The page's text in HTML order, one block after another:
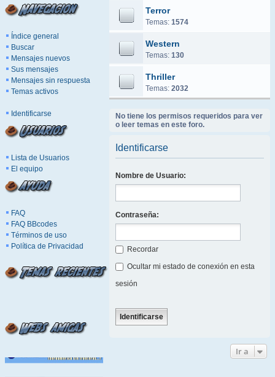
Índice general
Buscar
Mensajes nuevos
Sus mensajes
Mensajes sin respuesta
Temas activos
Identificarse
Lista de Usuarios
El equipo
FAQ
FAQ BBcodes
Términos de uso
Política de Privacidad
Terror
Temas: 1574
Western
Temas: 130
Thriller
Temas: 2032
No tiene los permisos requeridos para ver
o leer temas en este foro.
Identificarse
Nombre de Usuario:
Contraseña:
Recordar
Ocultar mi estado de conexión en esta
sesión
Ir a